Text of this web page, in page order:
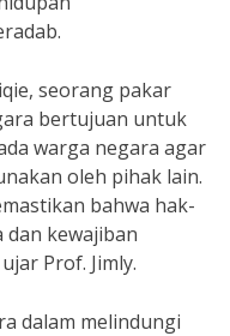
seorang pakar
bertujuan untuk
warga negara agar
oleh pihak lain.
bahwa hak-
kewajiban
Prof. Jimly.
dalam melindungi